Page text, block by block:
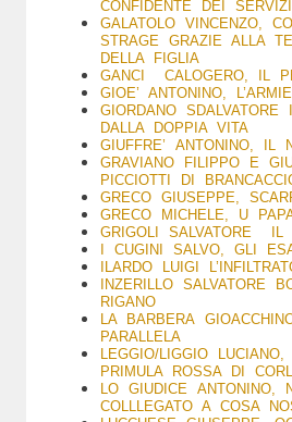
CONFIDENTE DEI SERVIZI
GALATOLO VINCENZO,
STRAGE GRAZIE ALLA
DELLA FIGLIA
GANCI CALOGERO, IL
GIOE’ ANTONINO,
GIORDANO SDALVATORE
DALLA DOPPIA VITA
GIUFFRE’ ANTONINO, IL
GRAVIANO FILIPPO E
PICCIOTTI DI
GRECO GIUSEPPE,
GRECO MICHELE, U
GRIGOLI SALVATORE IL
I CUGINI SALVO, GLI
ILARDO LUIGI
INZERILLO SALVATORE
RIGANO
LA BARBERA
PARALLELA
LEGGIO/LIGGIO
PRIMULA ROSSA DI
LO GIUDICE ANTONINO,
COLLLEGATO A COSA